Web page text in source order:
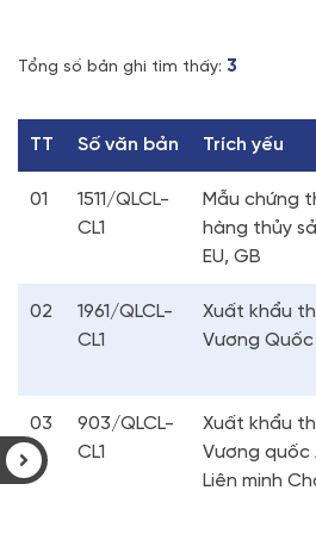
Tổng số bản ghi tìm thấy: 3
TT Số văn bản Trích yếu
01
1511/QLCL-
CL1
Mẫu chứng
hàng thủy
EU, GB
02
1961/QLCL-
CL1
Xuất khẩu
Vương Quốc
03
903/QLCL-
CL1
Xuất khẩu
Vương quốc
Liên minh